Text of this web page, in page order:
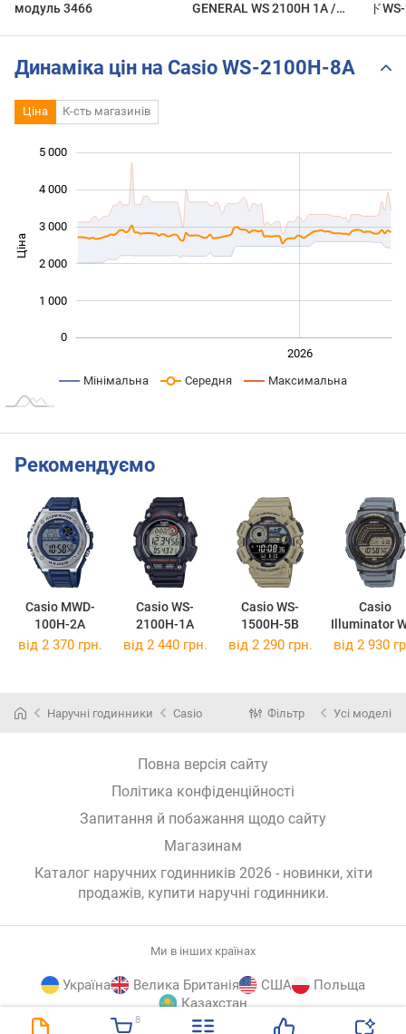
8
модуль 3466
GENERAL WS 2100H 1A /
ド
Динаміка цін на Casio WS-2100H-8A
Ціна К-сть магазинів
Ціна
0
1 000
2 000
3 000
4 000
5 000
2026
Мінімальна Середня Максимальна
Рекомендуємо
Casio MWD-
100H-2A
Casio WS-
2100H-1A
Casio WS-
1500H-5B
Casio
Illuminator
1800-2A
від 2 370 грн. від 2 440 грн. від 2 290 грн. від 2 930
Наручні годинники Casio Фільтр Усі моделі
Повна версія сайту
Політика конфіденційності
Запитання й побажання щодо сайту
Магазинам
Каталог наручних годинників 2026 - новинки, хіти
продажів, купити наручні годинники.
Ми в інших країнах
Україна Велика Британія США
Польща
Казахстан